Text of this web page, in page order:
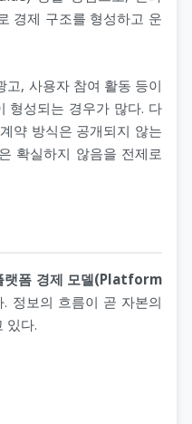
경제 구조를 형성하고 운
고, 사용자 참여 활동 등이
형성되는 경우가 많다. 다
약 방식은 공개되지 않는
확실하지 않음을 전제로
랫폼 경제 모델(Platform
. 정보의 흐름이 곧 자본의
있다.